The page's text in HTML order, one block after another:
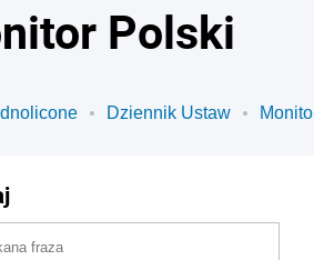
Polski
Dziennik Ustaw